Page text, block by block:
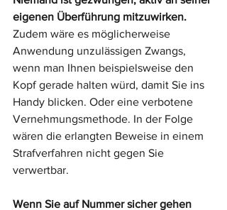
eigenen Überführung mitzuwirken.
Zudem wäre es möglicherweise
Anwendung unzulässigen Zwangs,
wenn man Ihnen beispielsweise den
Kopf gerade halten würd, damit Sie ins
Handy blicken. Oder eine verbotene
Vernehmungsmethode. In der Folge
wären die erlangten Beweise in einem
Strafverfahren nicht gegen Sie
verwertbar.
Wenn Sie auf Nummer sicher gehen